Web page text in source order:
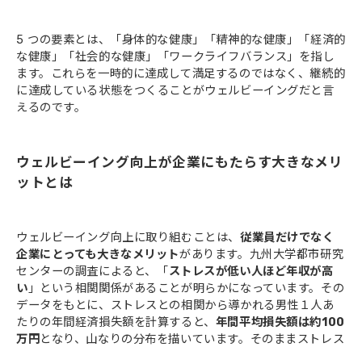
5 つの要素とは、「身体的な健康」「精神的な健康」「経済的
な健康」「社会的な健康」「ワークライフバランス」を指し
ます。これらを一時的に達成して満足するのではなく、継続的
に達成している状態をつくることがウェルビーイングだと言
えるのです。
ウェルビーイング向上が企業にもたらす大きなメリ
ットとは
ウェルビーイング向上に取り組むことは、 従業員だけでなく
企業にとっても大きなメリットがあります。九州大学都市研究
センターの調査によると、「 ストレスが低い人ほど年収が高
い 」という相関関係があることが明らかになっています。その
データをもとに、ストレスとの相関から導かれる男性１人あ
たりの年間経済損失額を計算すると、 年間平均損失額は約100
万円 となり、山なりの分布を描いています。そのままストレス